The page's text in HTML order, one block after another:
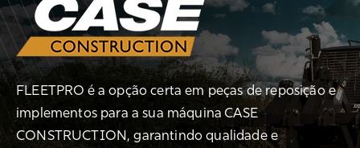
FLEETPRO é a opção certa em peças de reposição e
implementos para a sua máquina CASE
CONSTRUCTION, garantindo qualidade e